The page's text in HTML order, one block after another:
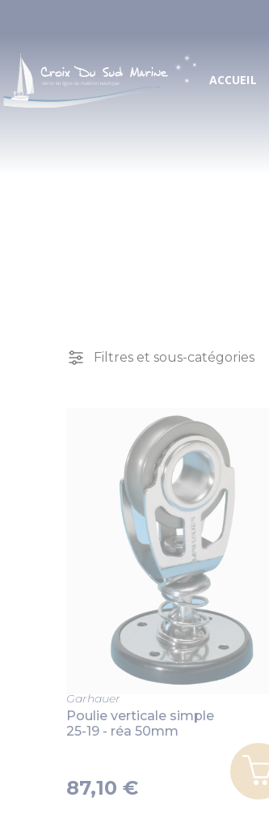
ACCUEIL
Filtres et sous-catégories
Garhauer
Poulie verticale simple
25-19 - réa 50mm
87,10 €